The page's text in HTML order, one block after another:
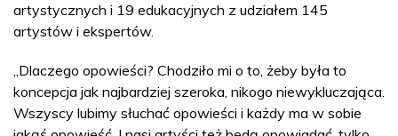
artystycznych i 19 edukacyjnych z udziałem 145
artystów i ekspertów.
„Dlaczego opowieści? Chodziło mi o to, żeby była to
koncepcja jak najbardziej szeroka, nikogo niewykluczająca.
Wszyscy lubimy słuchać opowieści i każdy ma w sobie